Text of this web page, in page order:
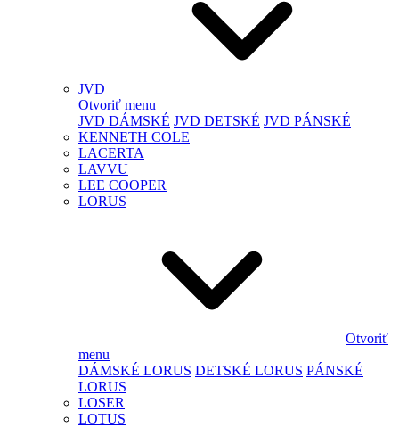
JVD
Otvoriť menu
JVD DÁMSKÉ JVD DETSKÉ JVD PÁNSKÉ
KENNETH COLE
LACERTA
LAVVU
LEE COOPER
LORUS
Otvoriť
menu
DÁMSKÉ LORUS DETSKÉ LORUS PÁNSKÉ
LORUS
LOSER
LOTUS